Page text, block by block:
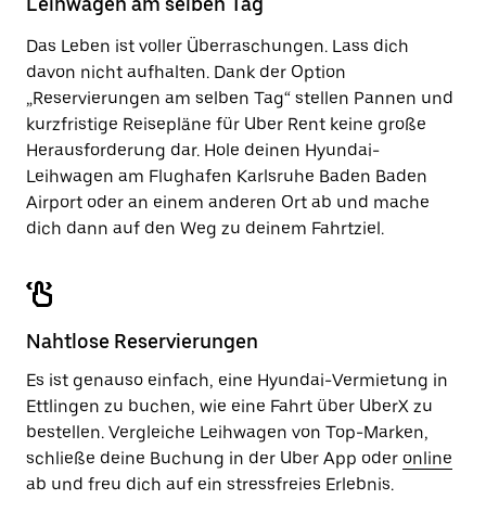
zu
Das Leben ist voller Überraschungen. Lass dich
davon nicht aufhalten. Dank der Option
„Reservierungen am selben Tag“ stellen Pannen und
kurzfristige Reisepläne für Uber Rent keine große
Herausforderung dar. Hole deinen Hyundai-
Leihwagen am Flughafen Karlsruhe Baden Baden
Airport oder an einem anderen Ort ab und mache
dich dann auf den Weg zu deinem Fahrtziel.
Nahtlose Reservierungen
Es ist genauso einfach, eine Hyundai-Vermietung in
Ettlingen zu buchen, wie eine Fahrt über UberX zu
bestellen. Vergleiche Leihwagen von Top-Marken,
schließe deine Buchung in der Uber App oder online
ab und freu dich auf ein stressfreies Erlebnis.